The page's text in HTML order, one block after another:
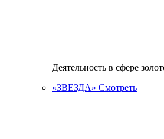
Деятельность в сфере
«ЗВЕЗДА» Смотреть